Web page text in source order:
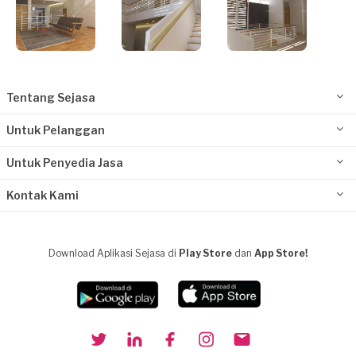
Tentang Sejasa
Untuk Pelanggan
Untuk Penyedia Jasa
Kontak Kami
Download Aplikasi Sejasa di Play Store dan App Store!